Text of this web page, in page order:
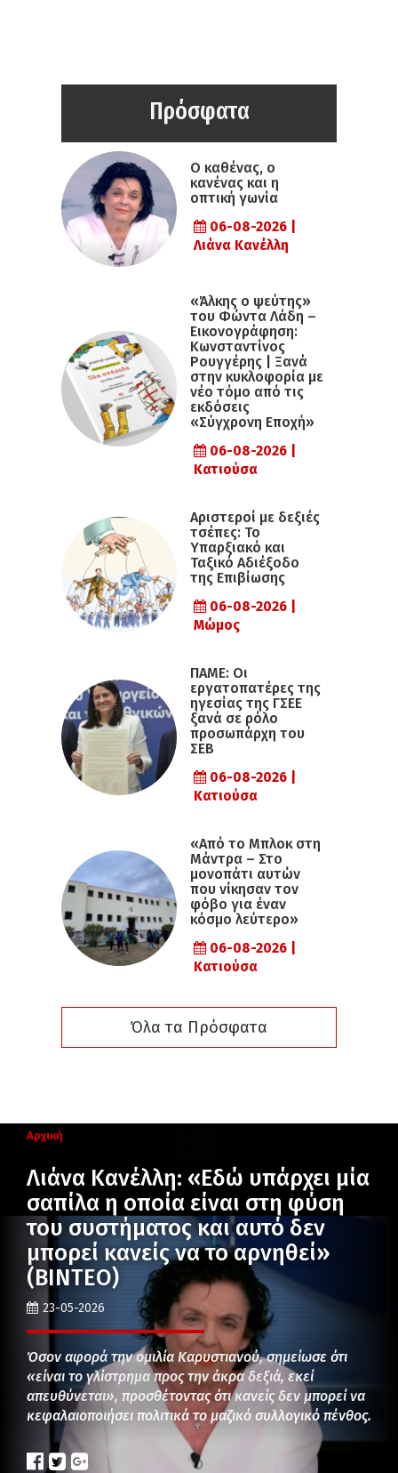
Πρόσφατα
Ο καθένας, ο
κανένας και η
οπτική γωνία
06-08-2026 |
Λιάνα Κανέλλη
«Άλκης ο ψεύτης»
του Φώντα Λάδη –
Εικονογράφηση:
Κωνσταντίνος
Ρουγγέρης | Ξανά
στην κυκλοφορία με
νέο τόμο από τις
εκδόσεις
«Σύγχρονη Εποχή»
06-08-2026 |
Κατιούσα
Αριστεροί με δεξιές
τσέπες: Το
Υπαρξιακό και
Ταξικό Αδιέξοδο
της Επιβίωσης
06-08-2026 |
Μώμος
ΠΑΜΕ: Οι
εργατοπατέρες της
ηγεσίας της ΓΣΕΕ
ξανά σε ρόλο
προσωπάρχη του
ΣΕΒ
06-08-2026 |
Κατιούσα
«Από το Μπλοκ στη
Μάντρα – Στο
μονοπάτι αυτών
που νίκησαν τον
φόβο για έναν
κόσμο λεύτερο»
06-08-2026 |
Κατιούσα
Όλα τα Πρόσφατα
Αρχική
Λιάνα Κανέλλη: «Εδώ υπάρχει μία
σαπίλα η οποία είναι στη φύση
του συστήματος και αυτό δεν
μπορεί κανείς να το αρνηθεί»
(ΒΙΝΤΕΟ)
23-05-2026
Όσον αφορά την ομιλία Καρυστιανού, σημείωσε ότι
«είναι το γλίστρημα προς την άκρα δεξιά, εκεί
απευθύνεται», προσθέτοντας ότι κανείς δεν μπορεί να
κεφαλαιοποιήσει πολιτικά το μαζικό συλλογικό πένθος.